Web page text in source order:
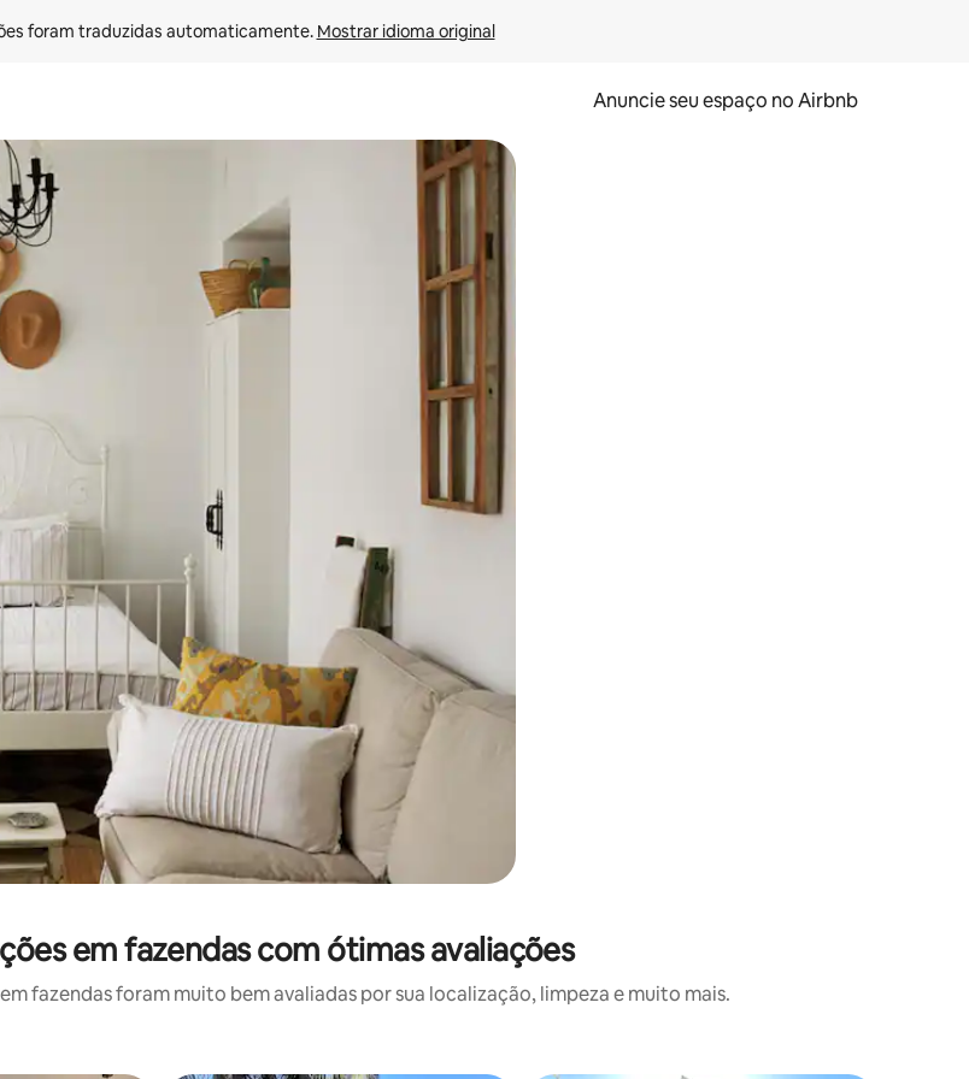
foram traduzidas automaticamente. Mostrar idioma original
Anuncie seu espaço no Airbnb
seta para cima e para baixo do teclado ou tocando e deslizando o dedo na tela.
em fazendas com ótimas avaliações
fazendas foram muito bem avaliadas por sua localização, limpeza e muito mais.